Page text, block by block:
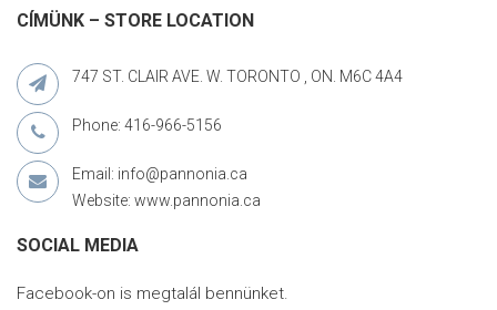
CÍMÜNK – STORE LOCATION
747 ST. CLAIR AVE. W. TORONTO , ON. M6C 4A4
Phone: 416-966-5156
Email: info@pannonia.ca
Website: www.pannonia.ca
SOCIAL MEDIA
Facebook-on is megtalál bennünket.